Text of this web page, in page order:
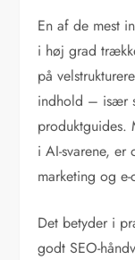
En af de mest
i høj grad
på
indhold – især
i AI-svarene,
marketing og
Det betyder i
godt SEO-